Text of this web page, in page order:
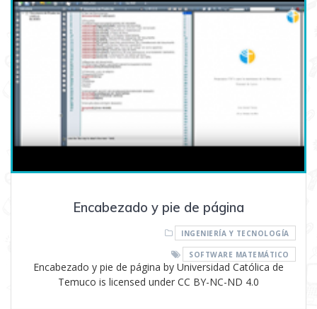
Encabezado y pie de página
INGENIERÍA Y TECNOLOGÍA
SOFTWARE MATEMÁTICO
Encabezado y pie de página by Universidad Católica de
Temuco is licensed under CC BY-NC-ND 4.0